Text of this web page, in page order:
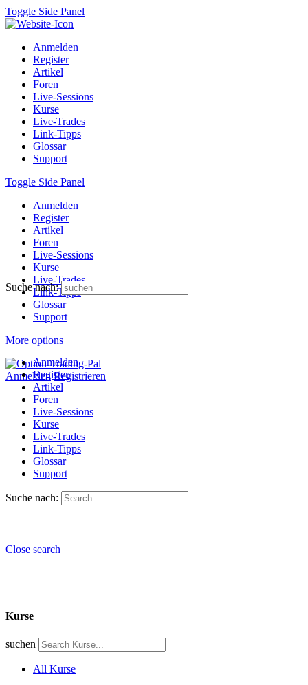
Toggle Side Panel
Anmelden
Register
Artikel
Foren
Live-Sessions
Kurse
Live-Trades
Link-Tipps
Glossar
Support
Toggle Side Panel
Anmelden
Register
Artikel
Foren
Live-Sessions
Kurse
Live-Trades
Link-Tipps
Glossar
Support
More options
Anmelden Registrieren
Suche nach:
Anmelden
Register
Artikel
Foren
Live-Sessions
Kurse
Live-Trades
Link-Tipps
Glossar
Support
Suche nach:
Close search
Kurse
suchen
All Kurse